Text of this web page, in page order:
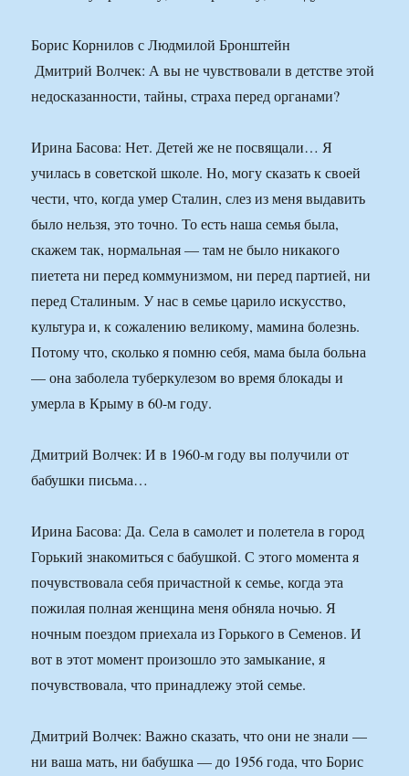
Борис Корнилов с Людмилой Бронштейн
​​ Дмитрий Волчек: А вы не чувствовали в детстве этой
недосказанности, тайны, страха перед органами?
Ирина Басова: Нет. Детей же не посвящали… Я
училась в советской школе. Но, могу сказать к своей
чести, что, когда умер Сталин, слез из меня выдавить
было нельзя, это точно. То есть наша семья была,
скажем так, нормальная — там не было никакого
пиетета ни перед коммунизмом, ни перед партией, ни
перед Сталиным. У нас в семье царило искусство,
культура и, к сожалению великому, мамина болезнь.
Потому что, сколько я помню себя, мама была больна
— она заболела туберкулезом во время блокады и
умерла в Крыму в 60-м году.
Дмитрий Волчек: И в 1960-м году вы получили от
бабушки письма…
Ирина Басова: Да. Села в самолет и полетела в город
Горький знакомиться с бабушкой. С этого момента я
почувствовала себя причастной к семье, когда эта
пожилая полная женщина меня обняла ночью. Я
ночным поездом приехала из Горького в Семенов. И
вот в этот момент произошло это замыкание, я
почувствовала, что принадлежу этой семье.
Дмитрий Волчек: Важно сказать, что они не знали —
ни ваша мать, ни бабушка — до 1956 года, что Борис